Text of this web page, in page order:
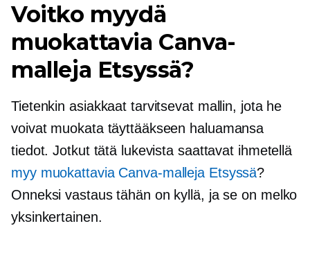
Voitko myydä
muokattavia Canva-
malleja Etsyssä?
Tietenkin asiakkaat tarvitsevat mallin, jota he
voivat muokata täyttääkseen haluamansa
tiedot. Jotkut tätä lukevista saattavat ihmetellä
myy muokattavia Canva-malleja Etsyssä?
Onneksi vastaus tähän on kyllä, ja se on melko
yksinkertainen.